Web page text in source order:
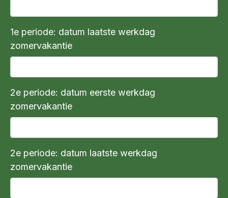
1e periode: datum laatste werkdag
zomervakantie
2e periode: datum eerste werkdag
zomervakantie
2e periode: datum laatste werkdag
zomervakantie